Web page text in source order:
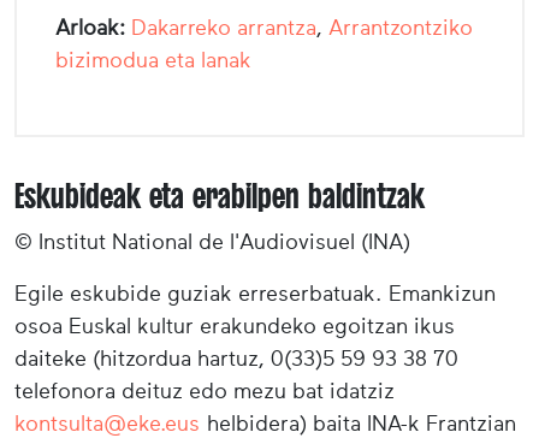
Arloak: Dakarreko arrantza, Arrantzontziko
bizimodua eta lanak
Eskubideak eta erabilpen baldintzak
© Institut National de l'Audiovisuel (INA)
Egile eskubide guziak erreserbatuak. Emankizun
osoa Euskal kultur erakundeko egoitzan ikus
daiteke (hitzordua hartuz, 0(33)5 59 93 38 70
telefonora deituz edo mezu bat idatziz
kontsulta@eke.eus helbidera) baita INA-k Frantzian